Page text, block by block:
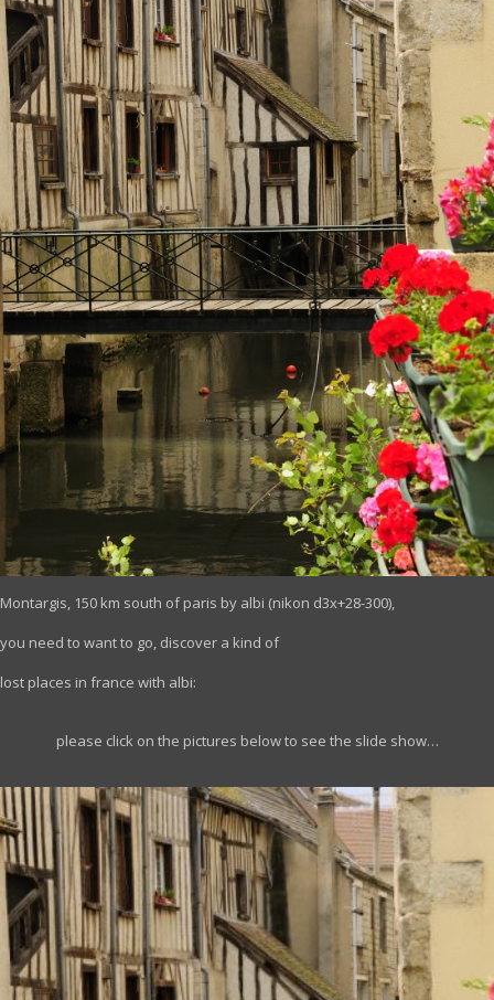
Montargis, 150 km south of paris by albi (nikon d3x+28-300),
you need to want to go, discover a kind of
lost places in france with albi:
please click on the pictures below to see the slide show…